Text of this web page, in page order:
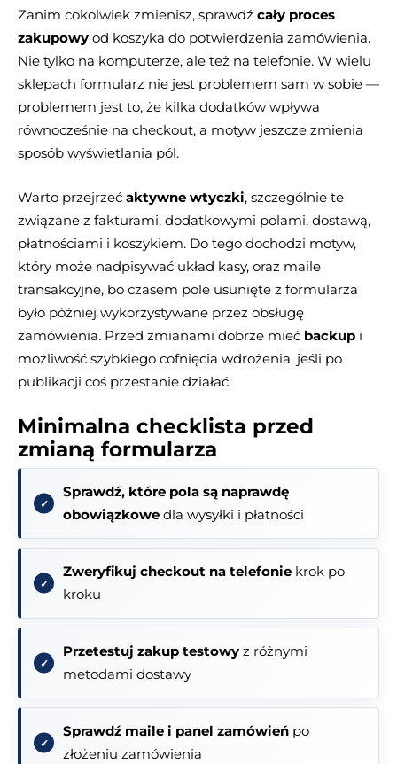
Zanim cokolwiek zmienisz, sprawdź cały proces
zakupowy od koszyka do potwierdzenia zamówienia.
Nie tylko na komputerze, ale też na telefonie. W wielu
sklepach formularz nie jest problemem sam w sobie —
problemem jest to, że kilka dodatków wpływa
równocześnie na checkout, a motyw jeszcze zmienia
sposób wyświetlania pól.
Warto przejrzeć aktywne wtyczki, szczególnie te
związane z fakturami, dodatkowymi polami, dostawą,
płatnościami i koszykiem. Do tego dochodzi motyw,
który może nadpisywać układ kasy, oraz maile
transakcyjne, bo czasem pole usunięte z formularza
było później wykorzystywane przez obsługę
zamówienia. Przed zmianami dobrze mieć backup i
możliwość szybkiego cofnięcia wdrożenia, jeśli po
publikacji coś przestanie działać.
Minimalna checklista przed
zmianą formularza
Sprawdź, które pola są naprawdę
obowiązkowe dla wysyłki i płatności
Zweryfikuj checkout na telefonie krok po
kroku
Przetestuj zakup testowy z różnymi
metodami dostawy
Sprawdź maile i panel zamówień po
złożeniu zamówienia